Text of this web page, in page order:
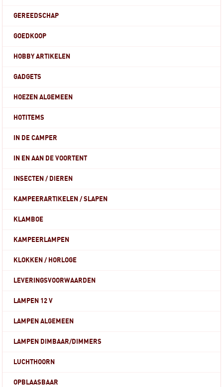
GEREEDSCHAP
GOEDKOOP
HOBBY ARTIKELEN
GADGETS
HOEZEN ALGEMEEN
HOTITEMS
IN DE CAMPER
IN EN AAN DE VOORTENT
INSECTEN / DIEREN
KAMPEERARTIKELEN / SLAPEN
KLAMBOE
KAMPEERLAMPEN
KLOKKEN / HORLOGE
LEVERINGSVOORWAARDEN
LAMPEN 12 V
LAMPEN ALGEMEEN
LAMPEN DIMBAAR/DIMMERS
LUCHTHOORN
OPBLAASBAAR